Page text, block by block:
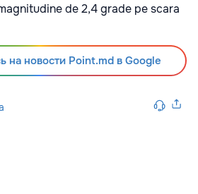
de 2,4 grade pe scara
на новости Point.md в Google